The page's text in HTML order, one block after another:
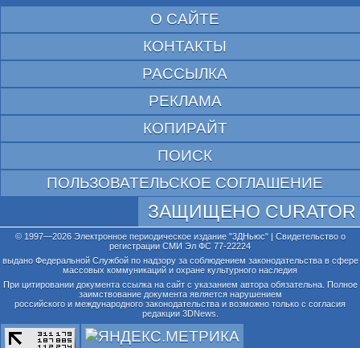
О САЙТЕ
КОНТАКТЫ
РАССЫЛКА
РЕКЛАМА
КОПИРАЙТ
ПОИСК
ПОЛЬЗОВАТЕЛЬСКОЕ СОГЛАШЕНИЕ
ЗАЩИЩЕНО CURATOR
© 1997—2026 Электронное периодическое издание "3ДНьюс" | Свидетельство о
регистрации СМИ Эл ФС 77-22224
выдано Федеральной Службой по надзору за соблюдением законодательства в сфере
массовых коммуникаций и охране культурного наследия
При цитировании документа ссылка на сайт с указанием автора обязательна. Полное
заимствование документа является нарушением
российского и международного законодательства и возможно только с согласия
редакции 3DNews.